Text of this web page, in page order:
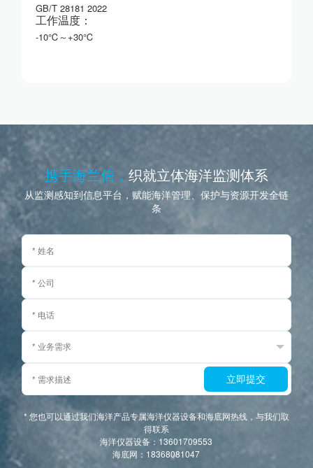
GB/T 28181 2022
工作温度：
-10℃～+30℃
携手海兰信， 织就立体海洋监测体系
从监测感知到信息平台，赋能海洋管理、保护与资源开发全链
条
立即提交
* 您也可以通过我们海洋产品专属海洋仪器设备和海底网热线，与我们取
得联系
海洋仪器设备：13601709553
海底网：18368081047